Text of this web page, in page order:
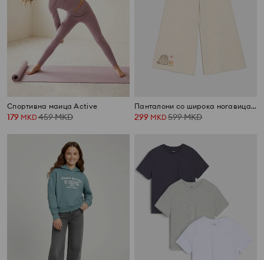
Спортивна маица Active
179 MKD 459MKD
Панталони со широка ногавица Pusheen the Cat
299 MKD 599MKD